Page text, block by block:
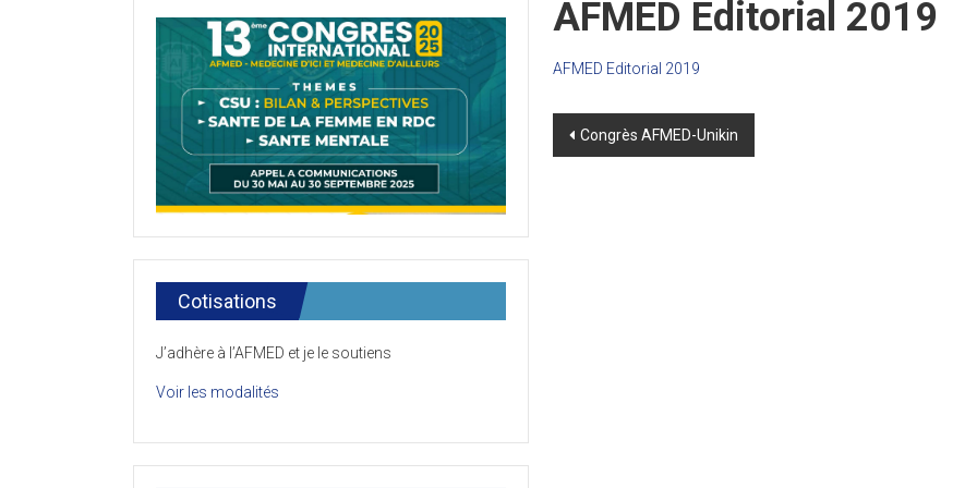
AFMED Editorial 2019
AFMED Editorial 2019
Post
Congrès AFMED-Unikin
Cotisations
J’adhère à l’AFMED et je le soutiens
Voir les modalités